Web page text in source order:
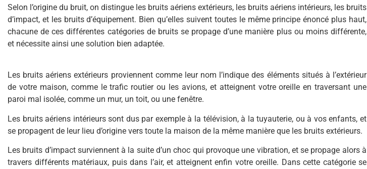
Selon l’origine du bruit, on distingue les bruits aériens extérieurs, les bruits aériens intérieurs, les bruits
d’impact, et les bruits d’équipement. Bien qu’elles suivent toutes le même principe énoncé plus haut,
chacune de ces différentes catégories de bruits se propage d’une manière plus ou moins différente,
et nécessite ainsi une solution bien adaptée.
Les bruits aériens extérieurs proviennent comme leur nom l’indique des éléments situés à l’extérieur
de votre maison, comme le trafic routier ou les avions, et atteignent votre oreille en traversant une
paroi mal isolée, comme un mur, un toit, ou une fenêtre.
Les bruits aériens intérieurs sont dus par exemple à la télévision, à la tuyauterie, ou à vos enfants, et
se propagent de leur lieu d’origine vers toute la maison de la même manière que les bruits extérieurs.
Les bruits d’impact surviennent à la suite d’un choc qui provoque une vibration, et se propage alors à
travers différents matériaux, puis dans l’air, et atteignent enfin votre oreille. Dans cette catégorie se